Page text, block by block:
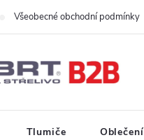
Všeobecné obchodní podmínky
Tlumiče Oblečení